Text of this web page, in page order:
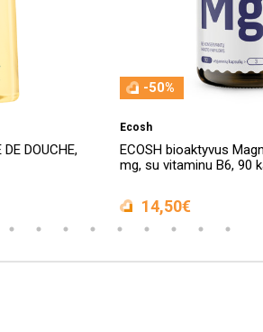
DOUCHE,
-50%
Ecosh
ECOSH bioaktyvus
mg, su vitaminu B6, 90
14,50€